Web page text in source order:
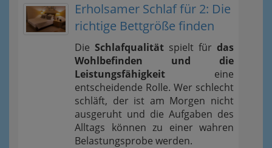
Erholsamer Schlaf für 2: Die
richtige Bettgröße finden
Die Schlafqualität spielt für das
Wohlbefinden und die
Leistungsfähigkeit eine
entscheidende Rolle. Wer schlecht
schläft, der ist am Morgen nicht
ausgeruht und die Aufgaben des
Alltags können zu einer wahren
Belastungsprobe werden.